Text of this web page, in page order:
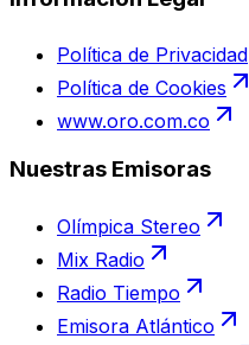
Política de Privacidad
Política de Cookies
www.oro.com.co
Nuestras Emisoras
Olímpica Stereo
Mix Radio
Radio Tiempo
Emisora Atlántico